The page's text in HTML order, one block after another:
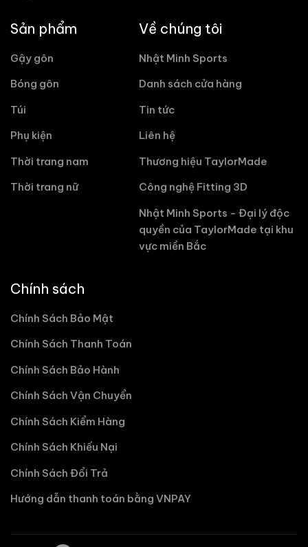
Sản phẩm
Gậy gôn
Bóng gôn
Túi
Phụ kiện
Thời trang nam
Thời trang nữ
Về chúng tôi
Nhật Minh Sports
Danh sách cửa hàng
Tin tức
Liên hệ
Thương hiệu TaylorMade
Công nghệ Fitting 3D
Nhật Minh Sports - Đại lý độc
quyền của TaylorMade tại khu
vực miền Bắc
Chính sách
Chính Sách Bảo Mật
Chính Sách Thanh Toán
Chính Sách Bảo Hành
Chính Sách Vận Chuyển
Chính Sách Kiểm Hàng
Chính Sách Khiếu Nại
Chính Sách Đổi Trả
Hướng dẫn thanh toán bằng VNPAY